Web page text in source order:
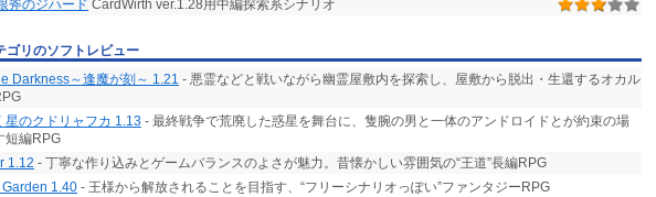
斧のジハード CardWirth ver.1.28用中編探索系シナリオ
ゴリのソフトレビュー
Darkness～逢魔が刻～ 1.21 - 悪霊などと戦いながら幽霊屋敷内を探索し、屋敷から脱出・生還するオカル
星のクドリャフカ 1.13 - 最終戦争で荒廃した惑星を舞台に、隻腕の男と一体のアンドロイドとが約束の場
短編RPG
1.12 - 丁寧な作り込みとゲームバランスのよさが魅力。昔懐かしい雰囲気の“王道”長編RPG
1.40 - 王様から解放されることを目指す、“フリーシナリオっぽい”ファンタジーRPG